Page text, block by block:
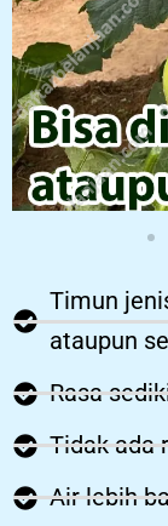
Timun
ataupun
Rasa
Tidak ada
Air lebih